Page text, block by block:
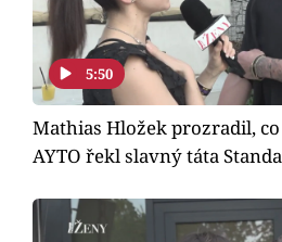
5:50
Mathias Hložek prozradil,
AYTO řekl slavný táta